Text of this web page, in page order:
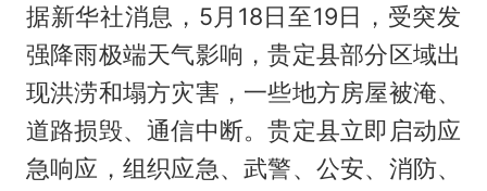
据新华社消息，5月18日至19日，受突发
强降雨极端天气影响，贵定县部分区域出
现洪涝和塌方灾害，一些地方房屋被淹、
道路损毁、通信中断。贵定县立即启动应
急响应，组织应急、武警、公安、消防、